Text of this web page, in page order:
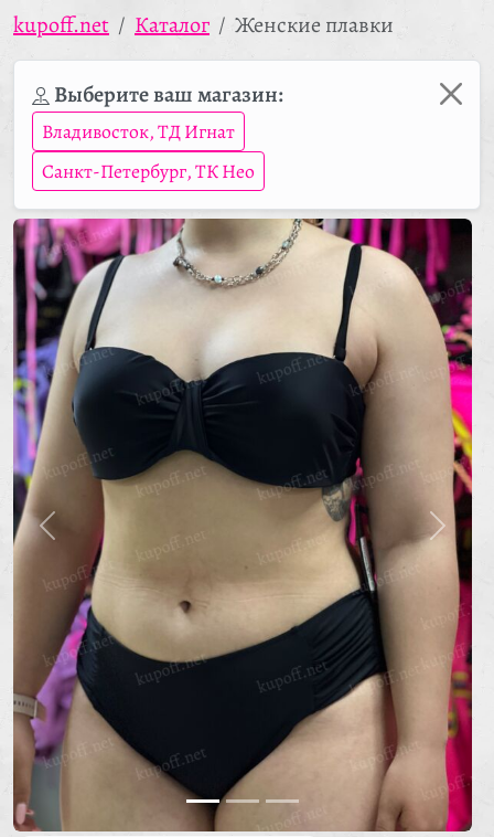
kupoff.net Каталог Женские плавки
Выберите ваш магазин:
Владивосток, ТД Игнат
Санкт-Петербург, ТК Нео